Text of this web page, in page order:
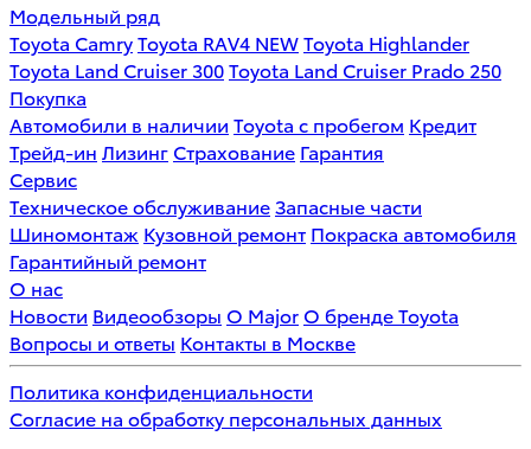
Модельный ряд
Toyota CamryToyota RAV4 NEWToyota Highlander
Toyota Land Cruiser 300Toyota Land Cruiser Prado 250
Покупка
Автомобили в наличии Toyota с пробегом Кредит
Трейд-ин Лизинг Страхование Гарантия
Сервис
Техническое обслуживаниеЗапасные части
Шиномонтаж Кузовной ремонт Покраска автомобиля
Гарантийный ремонт
О нас
Новости Видеообзоры О Major О бренде Toyota
Вопросы и ответы Контакты в Москве
Политика конфиденциальности
Согласие на обработку персональных данных